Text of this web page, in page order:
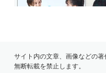
サイト内の文章、画像などの著
無断転載を禁止します。